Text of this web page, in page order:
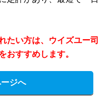
たい方は、ウイズユー司
おすすめします。
ジへ